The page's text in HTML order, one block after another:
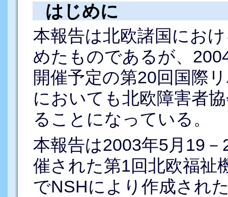
はじめに
本報告は北欧諸国にお
めたものであるが、
開催予定の第20回国際
においても北欧障害者
ることになっている。
本報告は2003年5月19
催された第1回北欧福祉
でNSHにより作成され